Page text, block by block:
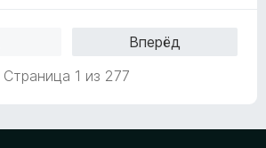
Вперёд
Страница 1 из 277